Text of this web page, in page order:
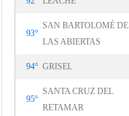
93°
SAN BARTOLOMÉ DE
LAS ABIERTAS
94° GRISEL
95°
SANTA CRUZ DEL
RETAMAR